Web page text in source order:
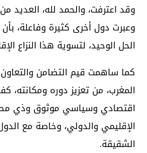
وقد اعترفت، والحمد لله، العديد
وعبرت دول أخرى كثيرة وفاعلة،
الحل الوحيد، لتسوية هذا النزاع
كما ساهمت قيم التضامن والتعاون
المغرب، من تعزيز دوره ومكانته،
اقتصادي وسياسي موثوق وذي
الإقليمي والدولي، وخاصة مع الدول
الشقيقة.